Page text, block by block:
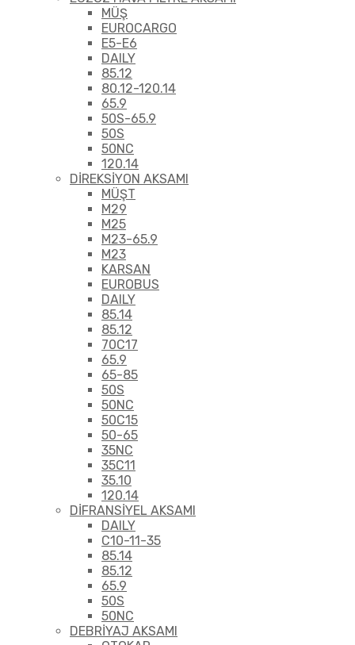
MÜŞ
EUROCARGO
E5-E6
DAILY
85.12
80.12-120.14
65.9
50S-65.9
50S
50NC
120.14
DİREKSİYON AKSAMI
MÜŞT
M29
M25
M23-65.9
M23
KARSAN
EUROBUS
DAILY
85.14
85.12
70C17
65.9
65-85
50S
50NC
50C15
50-65
35NC
35C11
35.10
120.14
DİFRANSİYEL AKSAMI
DAILY
C10-11-35
85.14
85.12
65.9
50S
50NC
DEBRİYAJ AKSAMI